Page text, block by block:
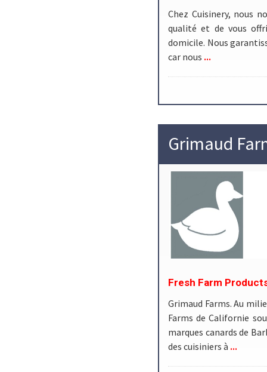
Chez Cuisinery, nous
qualité et de vous
domicile. Nous
car nous ...
Grimaud
Fresh Farm
Grimaud Farms. Au
Farms de Californie
marques canards de
des cuisiniers à ...